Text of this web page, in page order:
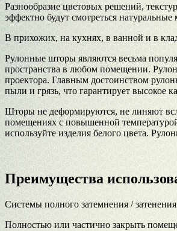
Разнообразие цветовых решений,
эффектно будут смотреться
В прихожих, на кухнях, в ванной и в
Рулонные шторы являются весьма
пространства в любом помещении.
проектора. Главным достоинством
пыли и грязь, что гарантирует высокое
Шторы не деформируются, не линяют
помещениях с повышенной
используйте изделия белого цвета.
Преимущества
Системы полного затемнения /
Полностью или частично закрыть